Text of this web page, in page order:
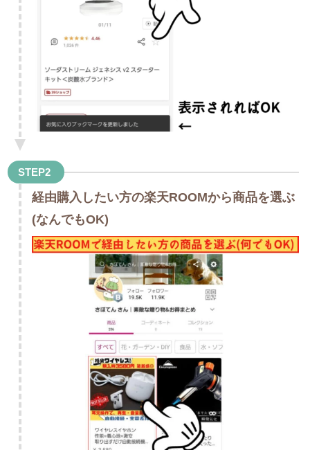
STEP2
経由購入したい方の楽天ROOMから商品を選ぶ
(なんでもOK)